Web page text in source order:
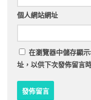
個人網站網址
在瀏覽器中儲存顯
址，以供下次發佈留言